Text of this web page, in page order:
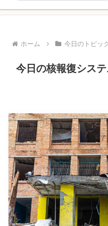
ホーム 今日のトピッ
今日の核報復シス